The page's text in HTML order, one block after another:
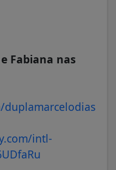
Fabiana nas
intl-